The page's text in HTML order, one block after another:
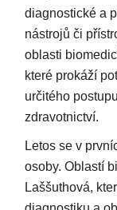
diagnostické a
nástrojů či
oblasti
které prokáží
určitého
zdravotnictví.
Letos se v
osoby. Oblastí
Laššuthová,